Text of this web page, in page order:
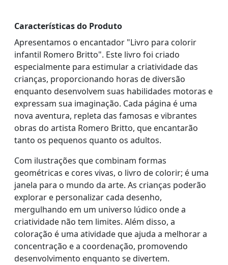
Características do Produto
Apresentamos o encantador "Livro para colorir
infantil Romero Britto". Este livro foi criado
especialmente para estimular a criatividade das
crianças, proporcionando horas de diversão
enquanto desenvolvem suas habilidades motoras e
expressam sua imaginação. Cada página é uma
nova aventura, repleta das famosas e vibrantes
obras do artista Romero Britto, que encantarão
tanto os pequenos quanto os adultos.
Com ilustrações que combinam formas
geométricas e cores vivas, o livro de colorir; é uma
janela para o mundo da arte. As crianças poderão
explorar e personalizar cada desenho,
mergulhando em um universo lúdico onde a
criatividade não tem limites. Além disso, a
coloração é uma atividade que ajuda a melhorar a
concentração e a coordenação, promovendo
desenvolvimento enquanto se divertem.